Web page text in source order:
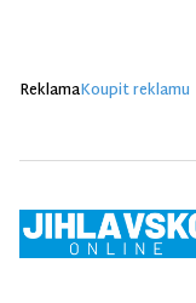
ReklamaKoupit reklamu